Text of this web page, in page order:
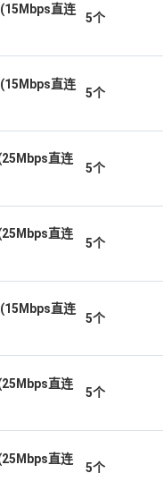
直连
5个
直连
5个
直连
5个
直连
5个
直连
5个
直连
5个
直连
5个